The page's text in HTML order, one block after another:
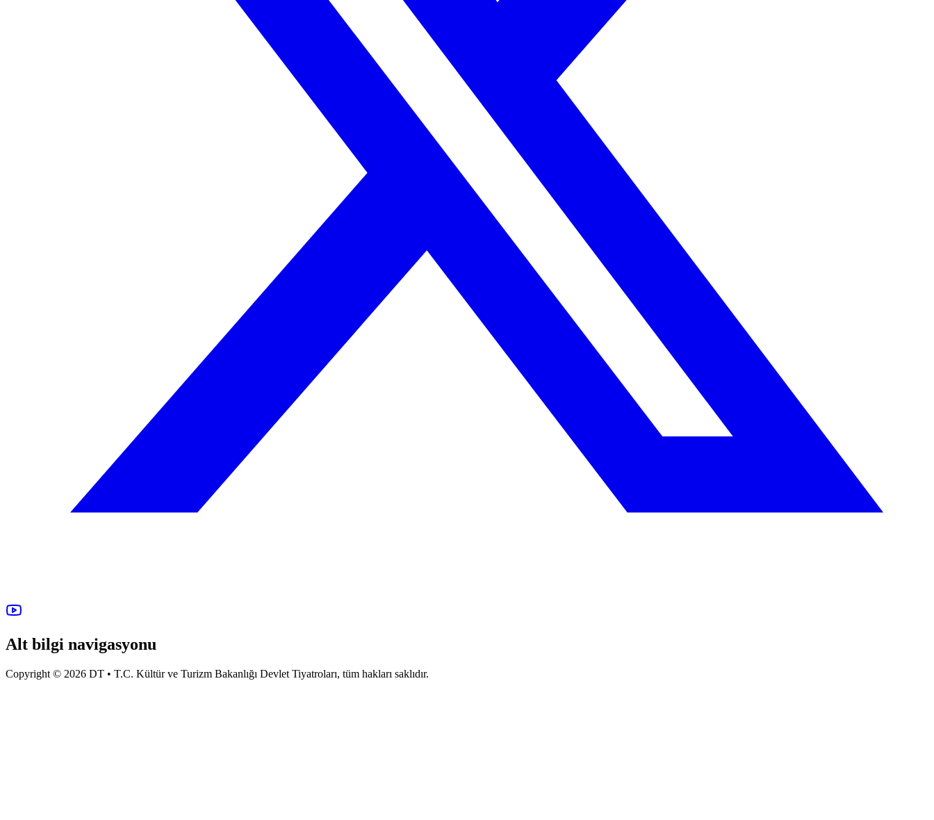
Alt bilgi navigasyonu
Copyright © 2026 DT • T.C. Kültür ve Turizm Bakanlığı Devlet Tiyatroları, tüm hakları saklıdır.